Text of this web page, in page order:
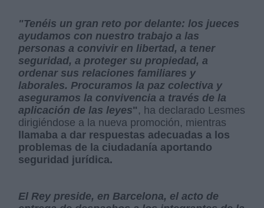
"Tenéis un gran reto por delante: los jueces
ayudamos con nuestro trabajo a las
personas a convivir en libertad, a tener
seguridad, a proteger su propiedad, a
ordenar sus relaciones familiares y
laborales. Procuramos la paz colectiva y
aseguramos la convivencia a través de la
aplicación de las leyes" , ha declarado Lesmes
dirigiéndose a la nueva promoción, mientras
llamaba a dar respuestas adecuadas a los
problemas de la ciudadanía aportando
seguridad jurídica.
El Rey preside, en Barcelona, el acto de